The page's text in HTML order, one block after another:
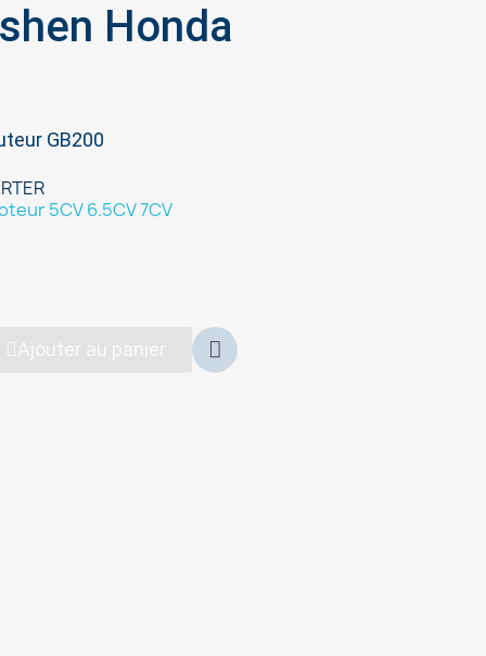
Honda
GB200
5CV 6.5CV 7CV
Ajouter au panier